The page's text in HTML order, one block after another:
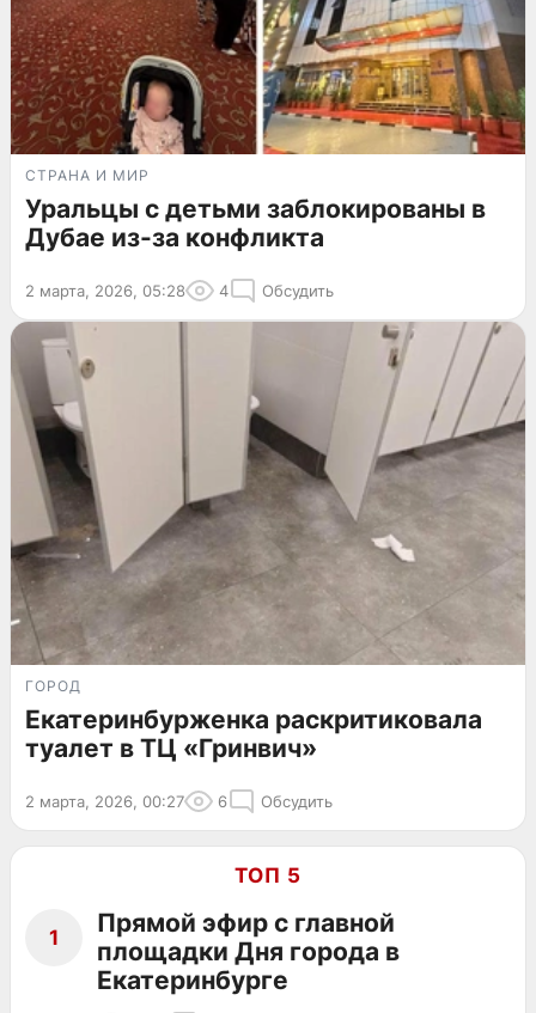
СТРАНА И МИР
Уральцы с детьми заблокированы в
Дубае из-за конфликта
2 марта, 2026, 05:28 4 Обсудить
ГОРОД
Екатеринбурженка раскритиковала
туалет в ТЦ «Гринвич»
2 марта, 2026, 00:27 6 Обсудить
ТОП 5
1
Прямой эфир с главной
площадки Дня города в
Екатеринбурге